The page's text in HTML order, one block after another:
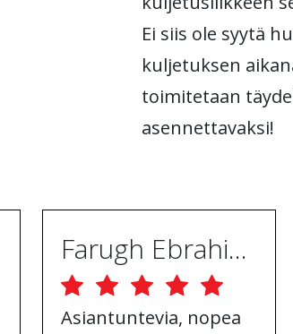
Ei siis ole syytä
kuljetuksen
toimitetaan
asennettavaksi!
Farugh Ebrahimpur
Asiantuntevia, nopea